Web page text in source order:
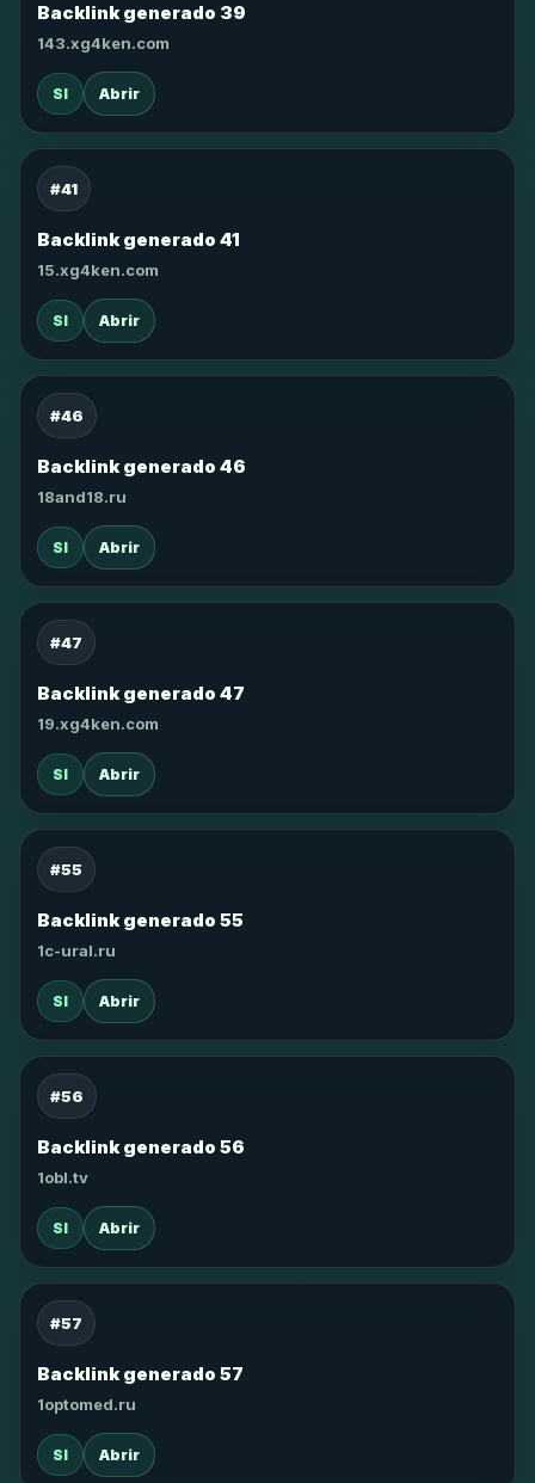
Backlink generado 39
143.xg4ken.com
SI Abrir
#41
Backlink generado 41
15.xg4ken.com
SI Abrir
#46
Backlink generado 46
18and18.ru
SI Abrir
#47
Backlink generado 47
19.xg4ken.com
SI Abrir
#55
Backlink generado 55
1c-ural.ru
SI Abrir
#56
Backlink generado 56
1obl.tv
SI Abrir
#57
Backlink generado 57
1optomed.ru
SI Abrir